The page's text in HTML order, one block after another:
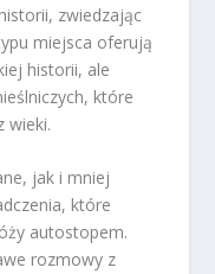
zwiedzając
miejsca oferują
historii, ale
które
wieki.
jak i mniej
które
autostopem.
rozmowy z